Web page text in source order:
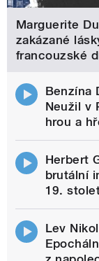
Marguerite
zakázané
francouzské
Benzína
Neužil v
hrou a
Herbert
brutální
19.
Lev